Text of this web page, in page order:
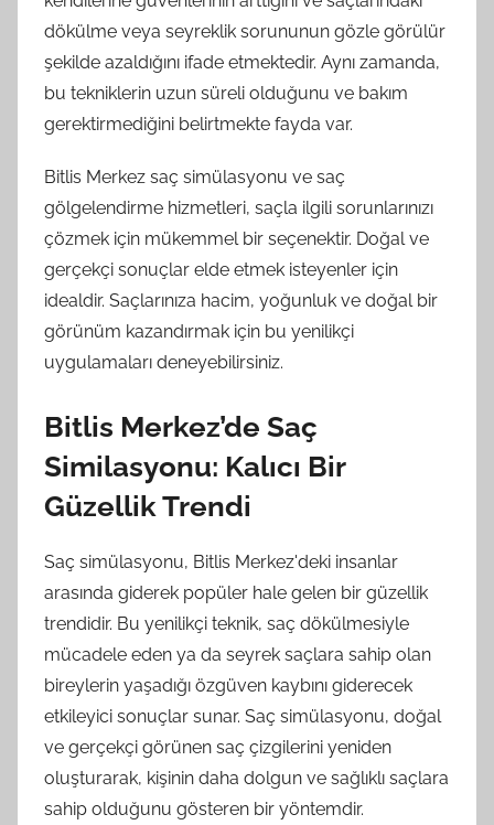
dökülme veya seyreklik sorununun gözle görülür
şekilde azaldığını ifade etmektedir. Aynı zamanda,
bu tekniklerin uzun süreli olduğunu ve bakım
gerektirmediğini belirtmekte fayda var.
Bitlis Merkez saç simülasyonu ve saç
gölgelendirme hizmetleri, saçla ilgili sorunlarınızı
çözmek için mükemmel bir seçenektir. Doğal ve
gerçekçi sonuçlar elde etmek isteyenler için
idealdir. Saçlarınıza hacim, yoğunluk ve doğal bir
görünüm kazandırmak için bu yenilikçi
uygulamaları deneyebilirsiniz.
Bitlis Merkez’de Saç
Similasyonu: Kalıcı Bir
Güzellik Trendi
Saç simülasyonu, Bitlis Merkez'deki insanlar
arasında giderek popüler hale gelen bir güzellik
trendidir. Bu yenilikçi teknik, saç dökülmesiyle
mücadele eden ya da seyrek saçlara sahip olan
bireylerin yaşadığı özgüven kaybını giderecek
etkileyici sonuçlar sunar. Saç simülasyonu, doğal
ve gerçekçi görünen saç çizgilerini yeniden
oluşturarak, kişinin daha dolgun ve sağlıklı saçlara
sahip olduğunu gösteren bir yöntemdir.